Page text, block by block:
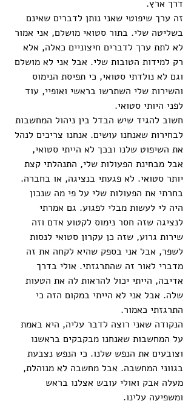
דרך ארץ.
זה ערך שיפוטי שאני נותן לדברים שאינם
בשליטה שלי. בתור סטואי מושלם, אני אמור
לא לתת ערך לדברים חיצוניים כאלה, אלא
רק למידות הטובות שלי. אבל אני לא מושלם
וגם לא נולדתי סטואי, כי תפיסת הנימוס
והשירות שלי השתרשו בראשי ואופיי, עוד
לפני היותי סטואי.
חשוב להגיד שיש הבדל בין ניהול המחשבות
לבחירות שאנחנו עושים. אנחנו צריכים לנהל
את השיפוט שלנו ובכך לא הייתי סטואי,
אבל מבחינת הפעולות שלי, התנהלתי קצת
יותר סטואי. לא פגעתי בנציגה, או בחברה.
בחרתי את הפעולות שלי על פי מה שנכון
היה לי לעשות מבלי לפגוע. גם אמרתי
לנציגה שזה חסר נימוס לקטוע אדם וזה
שירות גרוע, שזה כן עקרון סטואי לנסות
לשפר, אבל אני בספק שהיא לקחה את זה
מדברי לאור זה שהתרגזתי. אולי בדרך
אדיבה, הייתי יכול להראות לה את הטעות
שלה. אבל אני לא הייתי במקום הזה כי
התרגזתי כאמור.
הנקודה שאני רוצה לדבר עליה, היא באמת
על המחשבות שאנחנו מבקבקים בראשנו
וצובעים את הנפש שלנו. כי הנפש נצבעת
בגווני המחשבה. אבל מחשבה לא מנוהלת,
מעלה אבק ואולי עובש אצלנו בראש
ומשפיעה עלינו.